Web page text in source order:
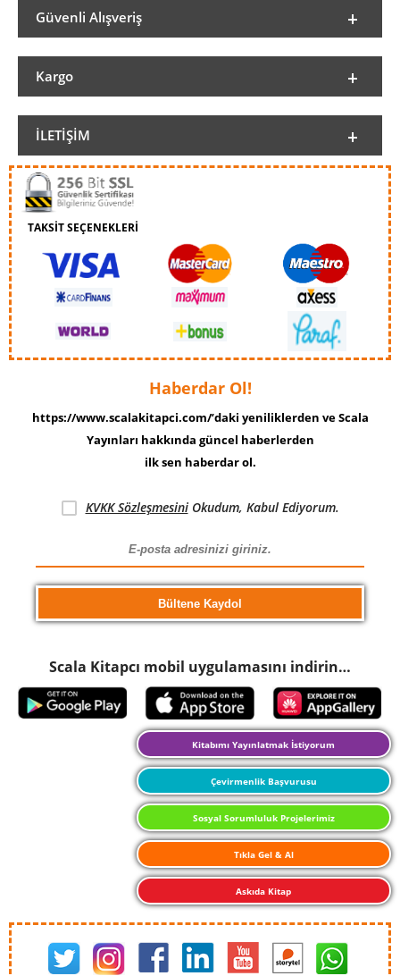
Güvenli Alışveriş
Kargo
İLETIŞIM
TAKSİT SEÇENEKLERİ
Haberdar Ol!
https://www.scalakitapci.com/’daki yeniliklerden ve Scala
Yayınları hakkında güncel haberlerden
ilk sen haberdar ol.
KVKK SözleşmesiniOkudum, Kabul Ediyorum.
Scala Kitapcı mobil uygulamasını indirin…
Kitabımı Yayınlatmak İstiyorum
Çevirmenlik Başvurusu
Sosyal Sorumluluk Projelerimiz
Tıkla Gel & Al
Askıda Kitap